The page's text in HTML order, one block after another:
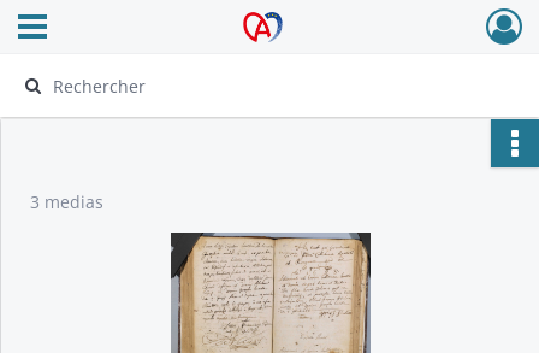
Archives Alsace - Colmar
Ouvrir le menu déroulant
3 medias